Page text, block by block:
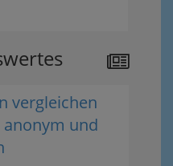
vergleichen
und